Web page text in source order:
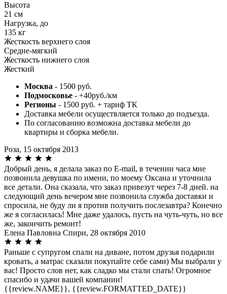
Высота
21 см
Нагрузка, до
135 кг
Жесткость верхнего слоя
Средне-мягкий
Жесткость нижнего слоя
Жесткий
Москва - 1500 руб.
Подмосковье - +40руб./км
Регионы - 1500 руб. + тариф ТК
Доставка мебели осуществляется только до подъезда.
По согласованию возможна доставка мебели до
квартиры и сборка мебели.
Роза, 15 октября 2013
Добрый день, я делала заказ по E-mail, в течении часа мне
позвонила девушка по имени, по моему Оксана и уточнила
все детали. Она сказала, что заказ привезут через 7-8 дней. на
следующий день вечером мне позвонила служба доставки и
спросила, не буду ли я против получить послезавтра? Конечно
же я согласилась! Мне даже удалось, пусть на чуть-чуть, но все
же, закончить ремонт!
Елена Павловна Спири, 28 октября 2010
Раньше с супругом спали на диване, потом друзья подарили
кровать, а матрас сказали покупайте себе сами) Мы выбрали у
вас! Просто слов нет, как сладко мы стали спать! Огромное
спасибо и удачи вашей компании!
{{review.NAME}}, {{review.FORMATTED_DATE}}